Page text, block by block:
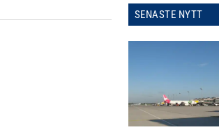
SENASTE NYTT